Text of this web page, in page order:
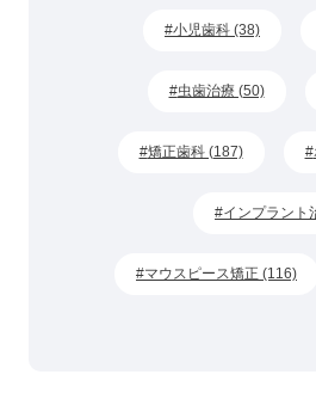
小児歯科 (38)
虫歯治療 (50)
矯正歯科 (187)
インプラント
マウスピース矯正 (116)